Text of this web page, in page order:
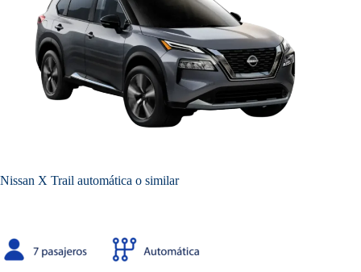
Nissan X Trail automática o similar